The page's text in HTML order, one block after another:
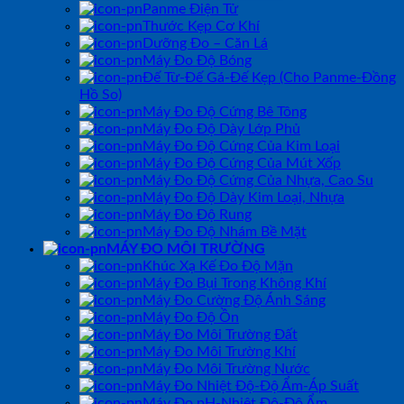
Panme Điện Tử
Thước Kẹp Cơ Khí
Dưỡng Đo – Căn Lá
Máy Đo Độ Bóng
Đế Từ-Đế Gá-Đế Kẹp (Cho Panme-Đồng
Hồ So)
Máy Đo Độ Cứng Bê Tông
Máy Đo Độ Dày Lớp Phủ
Máy Đo Độ Cứng Của Kim Loại
Máy Đo Độ Cứng Của Mút Xốp
Máy Đo Độ Cứng Của Nhựa, Cao Su
Máy Đo Độ Dày Kim Loại, Nhựa
Máy Đo Độ Rung
Máy Đo Độ Nhám Bề Mặt
MÁY ĐO MÔI TRƯỜNG
Khúc Xạ Kế Đo Độ Mặn
Máy Đo Bụi Trong Không Khí
Máy Đo Cường Độ Ánh Sáng
Máy Đo Độ Ồn
Máy Đo Môi Trường Đất
Máy Đo Môi Trường Khí
Máy Đo Môi Trường Nước
Máy Đo Nhiệt Độ-Độ Ẩm-Áp Suất